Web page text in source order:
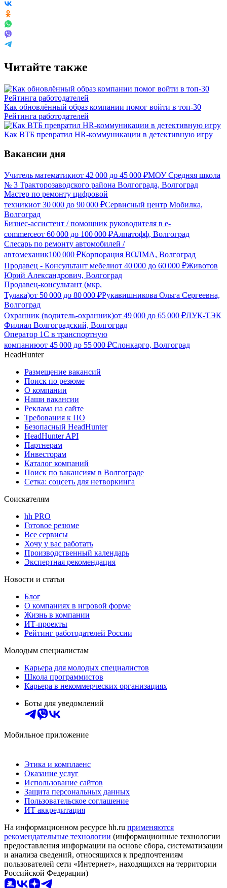
Читайте также
Как обновлённый образ компании помог войти в топ-30
Рейтинга работодателей
Как ВТБ превратил HR-коммуникации в детективную игру
Вакансии дня
Учитель математикиот 42 000 до 45 000 ₽МОУ Средняя школа
№ 3 Тракторозаводского района Волгограда, Волгоград
Мастер по ремонту цифровой
техникиот 30 000 до 90 000 ₽Сервисный центр Мобилка,
Волгоград
Бизнес-ассистент / помощник руководителя в e-
commerceот 60 000 до 100 000 ₽Алпатофф, Волгоград
Слесарь по ремонту автомобилей /
автомеханик100 000 ₽Корпорация ВОЛМА, Волгоград
Продавец - Консультант мебелиот 40 000 до 60 000 ₽Животов
Юрий Александрович, Волгоград
Продавец-консультант (мкр.
Тулака)от 50 000 до 80 000 ₽Рукавишникова Ольга Сергеевна,
Волгоград
Охранник (водитель-охранник)от 49 000 до 65 000 ₽ЛУК-ТЭК
Филиал Волгоградский, Волгоград
Оператор 1С в транспортную
компаниюот 45 000 до 55 000 ₽Слонкарго, Волгоград
HeadHunter
Размещение вакансий
Поиск по резюме
О компании
Наши вакансии
Реклама на сайте
Требования к ПО
Безопасный HeadHunter
HeadHunter API
Партнерам
Инвесторам
Каталог компаний
Поиск по вакансиям в Волгограде
Сетка: соцсеть для нетворкинга
Соискателям
hh PRO
Готовое резюме
Все сервисы
Хочу у вас работать
Производственный календарь
Экспертная рекомендация
Новости и статьи
Блог
О компаниях в игровой форме
Жизнь в компании
ИТ-проекты
Рейтинг работодателей России
Молодым специалистам
Карьера для молодых специалистов
Школа программистов
Карьера в некоммерческих организациях
Боты для уведомлений
Мобильное приложение
Этика и комплаенс
Оказание услуг
Использование сайтов
Защита персональных данных
Пользовательское соглашение
ИТ аккредитация
На информационном ресурсе hh.ru применяются
рекомендательные технологии (информационные технологии
предоставления информации на основе сбора, систематизации
и анализа сведений, относящихся к предпочтениям
пользователей сети «Интернет», находящихся на территории
Российской Федерации)